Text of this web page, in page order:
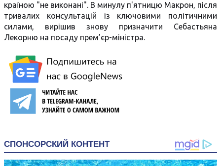
країною "не виконані". В минулу п'ятницю Макрон, після
тривалих консультацій із ключовими політичними
силами, вирішив знову призначити Себастьяна
Лекорню на посаду прем’єр-міністра.